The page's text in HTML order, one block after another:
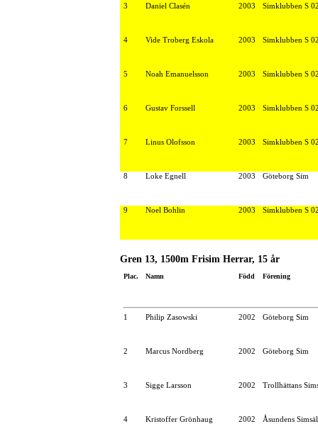
3 Daniel Clasén 2003 Simklubben S
4 Vide Troberg Eskola 2003 Simklubben S
5 Noah Emanuelsson 2003 Simklubben S
6 Gustav Forssell 2003 Simklubben S
7 Linus Olofsson 2003 Simklubben S
8 Loke Egnell 2003 Göteborg Sim
9 Noel Bohlin 2003 Simklubben S
Gren 13, 1500m Frisim Herrar, 15 år
Plac. Namn Född Förening
1 Philip Zasowski 2002 Göteborg Sim
2 Marcus Nordberg 2002 Göteborg Sim
3 Sigge Larsson 2002 Trollhättans
4 Kristoffer Grönhaug 2002 Åsundens